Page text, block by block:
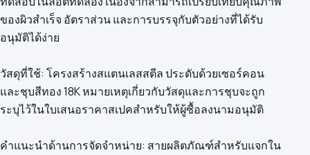
ของผิวสำเร็จ อัตราส่วน และการบรรจุกับตัวอย่างที่ได้รับ
อนุมัติได้ง่าย
วัสดุที่ใช้: โครงสร้างสแตนเลสสตีล ประดับด้วยเซอร์คอน
และชุบสีทอง 18K หมายเหตุเกี่ยวกับวัสดุและการชุบจะถูก
ระบุไว้ในใบเสนอราคาสเปคสำหรับให้ผู้ซื้อลงนามอนุมัติ
คำแนะนำด้านการจัดจำหน่าย: สายผลิตภัณฑ์สำหรับแจกใน